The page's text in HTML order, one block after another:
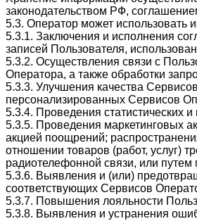
законодательством РФ,
5.3. Оператор может
5.3.1. Заключения и исполнения
записей Пользователя,
5.3.2. Осуществления связи с
Оператора, а также обработки
5.3.3. Улучшения качества
персонализированных Сервисов
5.3.4. Проведения статистических
5.3.5. Проведения маркетинговых
акцией поощрений;
отношении товаров (работ, услуг)
радиотелефонной связи, или
5.3.6. Выявления и (или)
соответствующих Сервисов
5.3.7. Повышения лояльности
5.3.8. Выявления и устранения